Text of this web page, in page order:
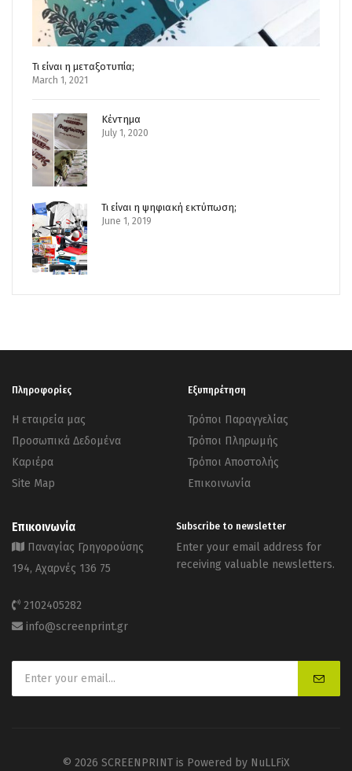
Τι είναι η μεταξοτυπία;
March 1, 2021
Κέντημα
July 1, 2020
Τι είναι η ψηφιακή εκτύπωση;
June 1, 2019
Πληροφορίες
Η εταιρεία μας
Προσωπικά Δεδομένα
Καριέρα
Site Map
Εξυπηρέτηση
Τρόποι Παραγγελίας
Τρόποι Πληρωμής
Τρόποι Αποστολής
Επικοινωνία
Επικοινωνία
Παναγίας Γρηγορούσης
194, Αχαρνές 136 75
2102405282
info@screenprint.gr
Subscribe to newsletter
Enter your email address for
receiving valuable newsletters.
© 2026 SCREENPRINT is Powered by NuLLFiX